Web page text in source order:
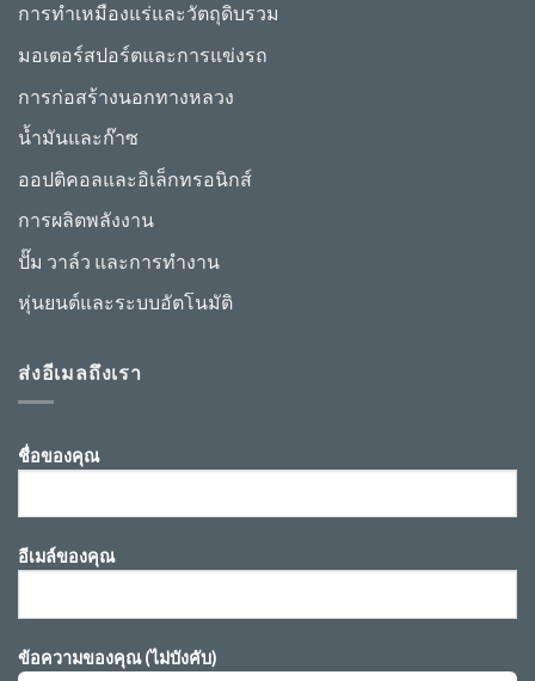
การทำเหมืองแร่และวัตถุดิบรวม
มอเตอร์สปอร์ตและการแข่งรถ
การก่อสร้างนอกทางหลวง
น้ำมันและก๊าซ
ออปติคอลและอิเล็กทรอนิกส์
การผลิตพลังงาน
ปั๊ม วาล์ว และการทำงาน
หุ่นยนต์และระบบอัตโนมัติ
ส่งอีเมลถึงเรา
ชื่อของคุณ
อีเมล์ของคุณ
ข้อความของคุณ (ไม่บังคับ)